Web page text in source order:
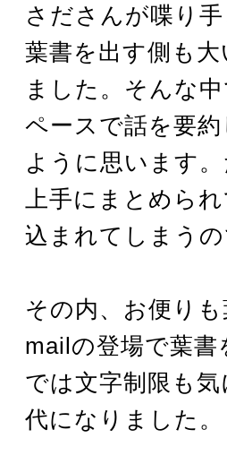
さださんが喋り
葉書を出す側も
ました。そんな
ペースで話を要
ように思います
上手にまとめら
込まれてしまうの
その内、お便り
mailの登場で葉
では文字制限も
代になりました。